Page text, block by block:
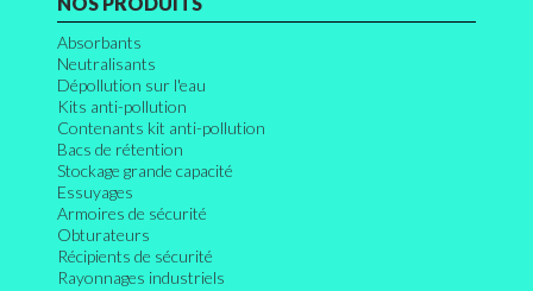
Absorbants
Neutralisants
Dépollution sur l'eau
Kits anti-pollution
Contenants kit anti-pollution
Bacs de rétention
Stockage grande capacité
Essuyages
Armoires de sécurité
Obturateurs
Récipients de sécurité
Rayonnages industriels